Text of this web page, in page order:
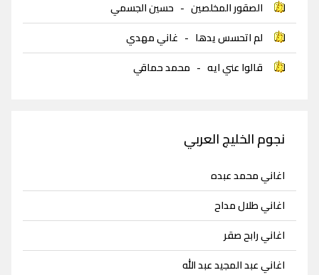
الصقور المخلصين - حسين الجسمي
لم اتحسس يدها - غاني مهدي
قالوا عني ايه - محمد حماقي
نجوم الخليج العربي
اغاني محمد عبده
اغاني طلال مداح
اغاني رابح صقر
اغاني عبد المجيد عبد الله